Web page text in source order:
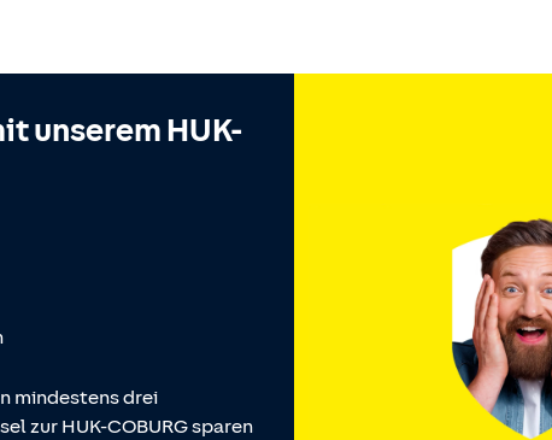
unserem HUK-
mindestens drei
zur HUK-COBURG sparen